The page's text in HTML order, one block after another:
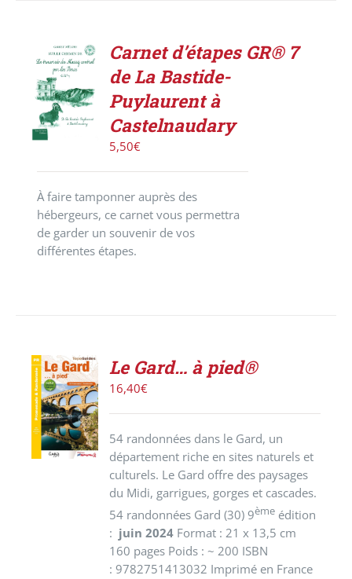
ACHETER
LE
PRODUIT
/
DÉTAILS
Carnet d’étapes GR® 7
de La Bastide-
Puylaurent à
Castelnaudary
5,50€
À faire tamponner auprès des
hébergeurs, ce carnet vous permettra
de garder un souvenir de vos
différentes étapes.
AJOUTER
AU
PANIER
/
DÉTAILS
Le Gard… à pied®
16,40€
54 randonnées dans le Gard, un
département riche en sites naturels et
culturels. Le Gard offre des paysages
du Midi, garrigues, gorges et cascades.
54 randonnées Gard (30) 9ème édition
: juin 2024 Format : 21 x 13,5 cm
160 pages Poids : ~ 200 ISBN
: 9782751413032 Imprimé en France